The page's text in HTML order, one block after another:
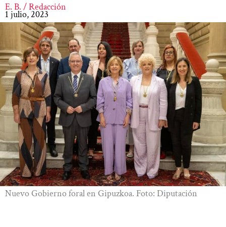
E. B. / Redacción
1 julio, 2023
Nuevo Gobierno foral en Gipuzkoa. Foto: Diputación